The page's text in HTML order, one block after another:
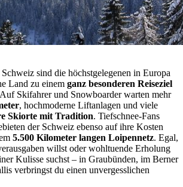
sind die höchstgelegenen in Europa
Land zu einem ganz besonderen Reiseziel
Skifahrer und Snowboarder warten mehr
, hochmoderne Liftanlagen und viele
Skiorte mit Tradition. Tiefschnee-Fans
der Schweiz ebenso auf ihre Kosten
5.500 Kilometer langen Loipennetz. Egal,
willst oder wohltuende Erholung
Kulisse suchst – in Graubünden, im Berner
verbringst du einen unvergesslichen